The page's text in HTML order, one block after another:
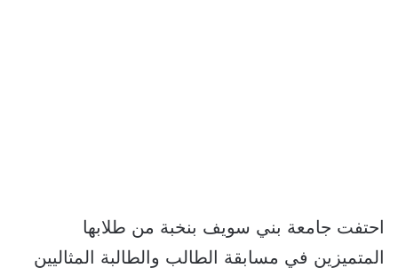
احتفت جامعة بني سويف بنخبة من طلابها
المتميزين في مسابقة الطالب والطالبة المثاليين